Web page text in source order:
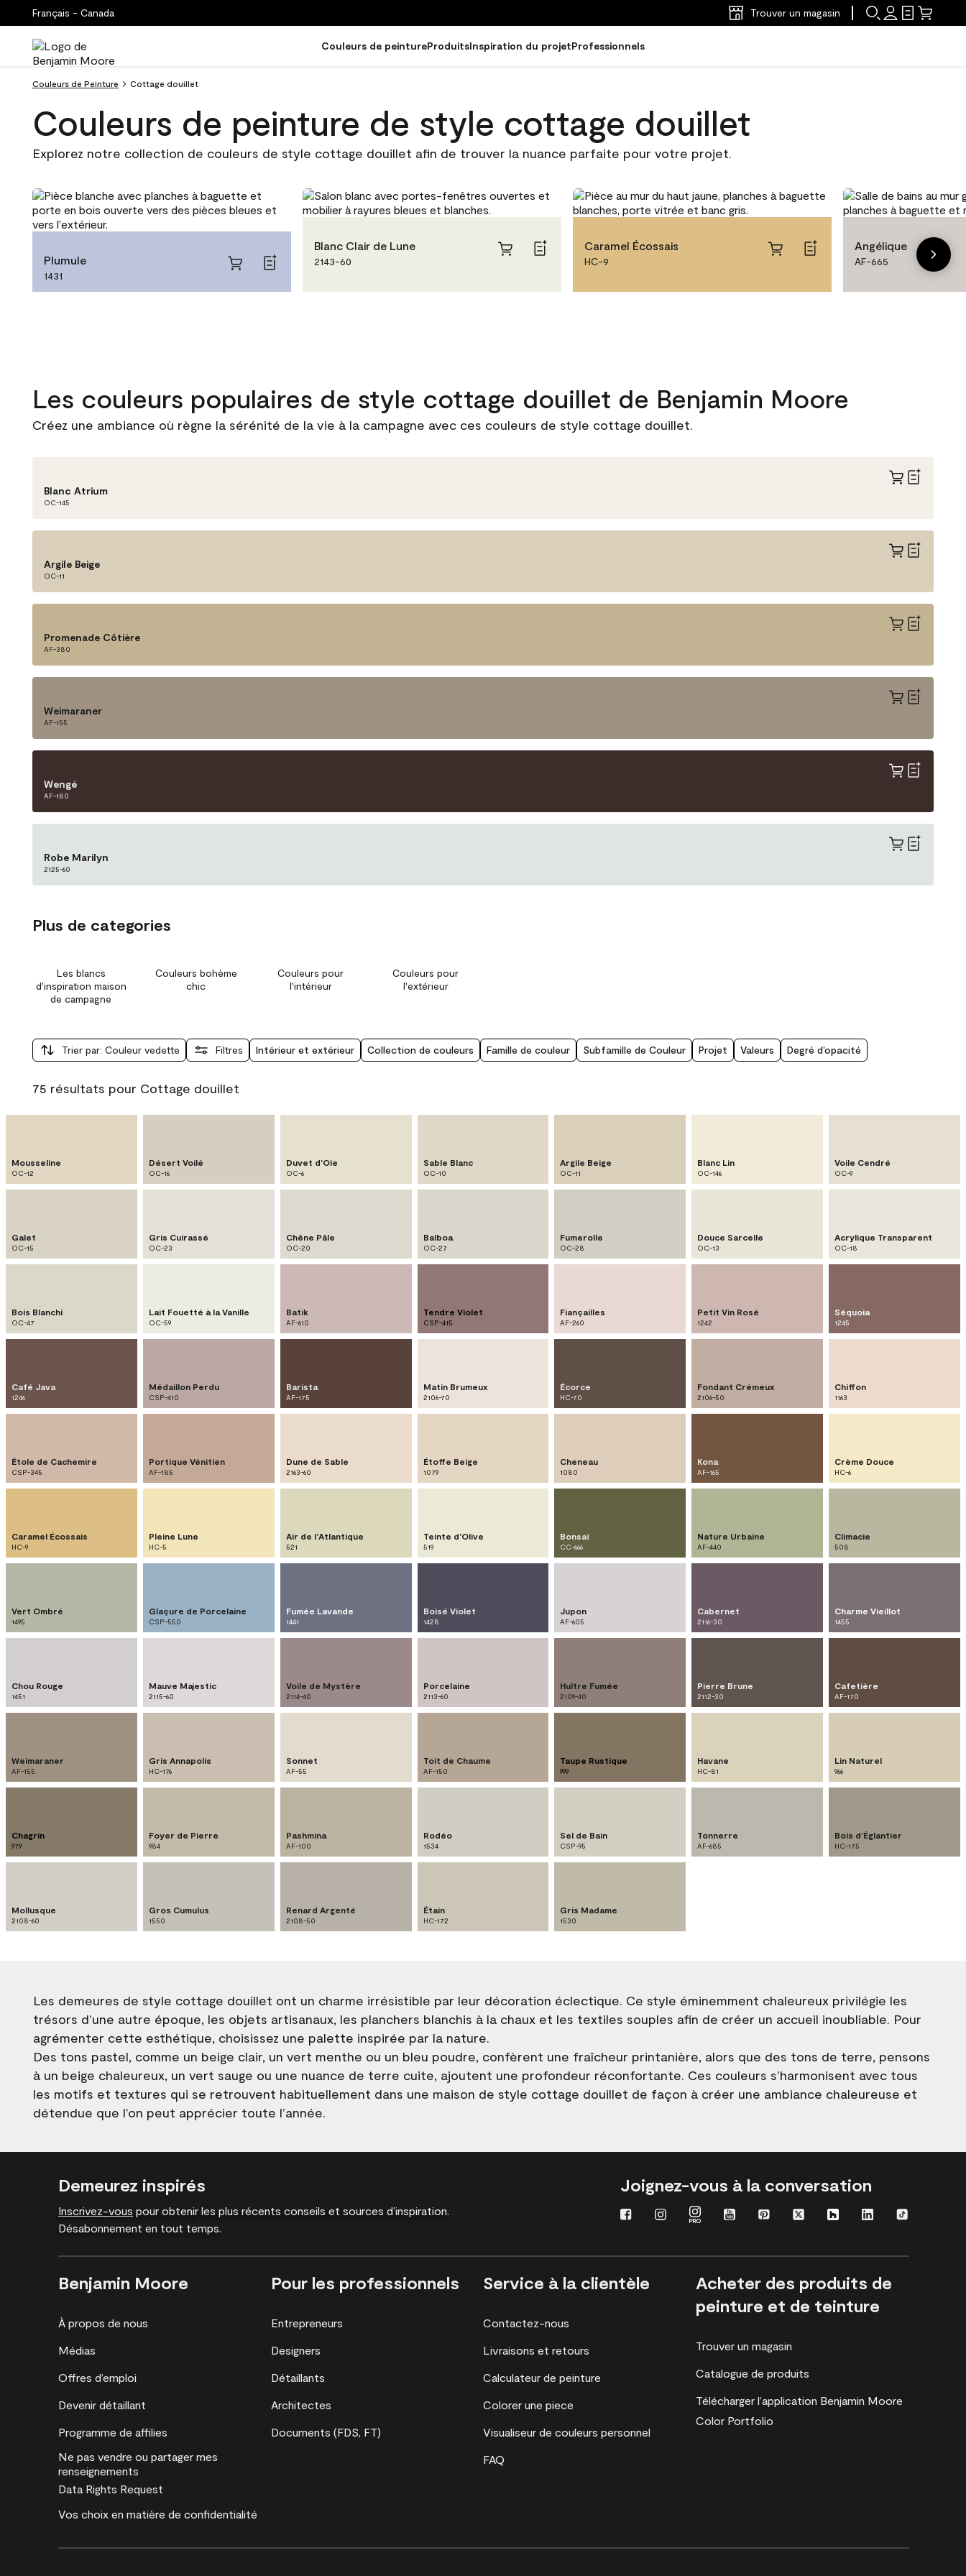
Français - Canada Trouver un magasin
Couleurs de peintureProduitsInspiration du projetProfessionnels
Couleurs de Peinture Cottage douillet
Couleurs de peinture de style cottage douillet
Explorez notre collection de couleurs de style cottage douillet afin de trouver la nuance parfaite pour votre projet.
Plumule
1431
Blanc Clair de Lune
2143-60
Caramel Écossais
HC-9
Angélique
AF-665
Les couleurs populaires de style cottage douillet de Benjamin Moore
Créez une ambiance où règne la sérénité de la vie à la campagne avec ces couleurs de style cottage douillet.
Blanc Atrium
OC-145
Argile Beige
OC-11
Promenade Côtière
AF-380
Weimaraner
AF-155
Wengé
AF-180
Robe Marilyn
2125-60
Plus de categories
Les blancs
d'inspiration maison
de campagne
Couleurs bohème
chic
Couleurs pour
l'intérieur
Couleurs pour
l'extérieur
Trier par: Couleur vedette Filtres Intérieur et extérieur Collection de couleurs Famille de couleur Subfamille de Couleur Projet Valeurs Degré d’opacité
75 résultats pour Cottage douillet
Mousseline
OC-12
Désert Voilé
OC-16
Duvet d'Oie
OC-6
Sable Blanc
OC-10
Argile Beige
OC-11
Blanc Lin
OC-146
Voile Cendré
OC-9
Galet
OC-15
Gris Cuirassé
OC-23
Chêne Pâle
OC-20
Balboa
OC-27
Fumerolle
OC-28
Douce Sarcelle
OC-13
Acrylique Transparent
OC-18
Bois Blanchi
OC-47
Lait Fouetté à la Vanille
OC-59
Batik
AF-610
Tendre Violet
CSP-415
Fiançailles
AF-260
Petit Vin Rosé
1242
Séquoia
1245
Café Java
1246
Médaillon Perdu
CSP-410
Barista
AF-175
Matin Brumeux
2106-70
Écorce
HC-70
Fondant Crémeux
2106-50
Chiffon
1163
Étole de Cachemire
CSP-345
Portique Vénitien
AF-185
Dune de Sable
2163-60
Étoffe Beige
1079
Cheneau
1080
Kona
AF-165
Crème Douce
HC-6
Caramel Écossais
HC-9
Pleine Lune
HC-5
Air de l'Atlantique
521
Teinte d'Olive
519
Bonsaï
CC-666
Nature Urbaine
AF-440
Climacie
508
Vert Ombré
1495
Glaçure de Porcelaine
CSP-550
Fumée Lavande
1441
Boisé Violet
1428
Jupon
AF-605
Cabernet
2116-30
Charme Vieillot
1455
Chou Rouge
1451
Mauve Majestic
2115-60
Voile de Mystère
2114-40
Porcelaine
2113-60
Huître Fumée
2109-40
Pierre Brune
2112-30
Cafetière
AF-170
Weimaraner
AF-155
Gris Annapolis
HC-176
Sonnet
AF-55
Toit de Chaume
AF-150
Taupe Rustique
999
Havane
HC-81
Lin Naturel
966
Chagrin
979
Foyer de Pierre
984
Pashmina
AF-100
Rodéo
1534
Sel de Bain
CSP-95
Tonnerre
AF-685
Bois d'Églantier
HC-175
Mollusque
2108-60
Gros Cumulus
1550
Renard Argenté
2108-50
Étain
HC-172
Gris Madame
1530
Les demeures de style cottage douillet ont un charme irrésistible par leur décoration éclectique. Ce style éminemment chaleureux privilégie les
trésors d’une autre époque, les objets artisanaux, les planchers blanchis à la chaux et les textiles souples afin de créer un accueil inoubliable. Pour
agrémenter cette esthétique, choisissez une palette inspirée par la nature.
Des tons pastel, comme un beige clair, un vert menthe ou un bleu poudre, confèrent une fraîcheur printanière, alors que des tons de terre, pensons
à un beige chaleureux, un vert sauge ou une nuance de terre cuite, ajoutent une profondeur réconfortante. Ces couleurs s’harmonisent avec tous
les motifs et textures qui se retrouvent habituellement dans une maison de style cottage douillet de façon à créer une ambiance chaleureuse et
détendue que l’on peut apprécier toute l’année.
Demeurez inspirés
Inscrivez-vous pour obtenir les plus récents conseils et sources d’inspiration.
Désabonnement en tout temps.
Joignez-vous à la conversation
Benjamin Moore
À propos de nous
Médias
Offres d’emploi
Devenir détaillant
Programme de affilies
Ne pas vendre ou partager mes
renseignements
Data Rights Request
Vos choix en matière de confidentialité
Pour les professionnels
Entrepreneurs
Designers
Détaillants
Architectes
Documents (FDS, FT)
Service à la clientèle
Contactez-nous
Livraisons et retours
Calculateur de peinture
Colorer une piece
Visualiseur de couleurs personnel
FAQ
Acheter des produits de
peinture et de teinture
Trouver un magasin
Catalogue de produits
Télécharger l’application Benjamin Moore
Color Portfolio